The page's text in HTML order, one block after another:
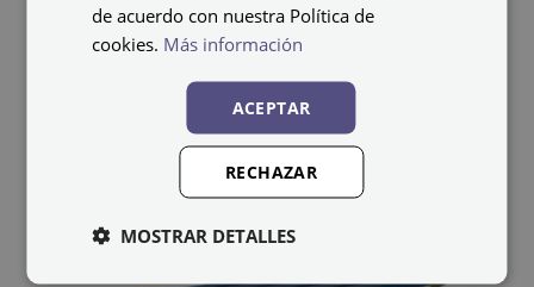
de acuerdo con nuestra Política de
cookies. Más información
ACEPTAR
RECHAZAR
MOSTRAR DETALLES